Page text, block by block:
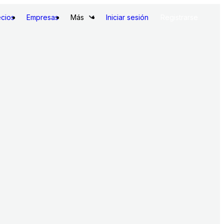
Empresas Más Iniciar sesión